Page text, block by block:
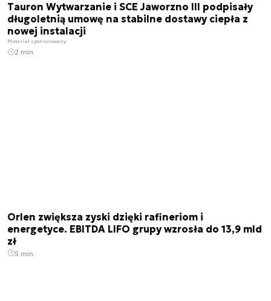
Tauron Wytwarzanie i SCE Jaworzno III podpisały
długoletnią umowę na stabilne dostawy ciepła z
nowej instalacji
Materiał sponsorowany
2 min.
Orlen zwiększa zyski dzięki rafineriom i
energetyce. EBITDA LIFO grupy wzrosła do 13,9 mld
zł
5 min.